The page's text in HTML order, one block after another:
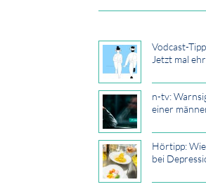
Vodcast-
Jetzt mal
n-tv:
einer
Hörtipp:
bei